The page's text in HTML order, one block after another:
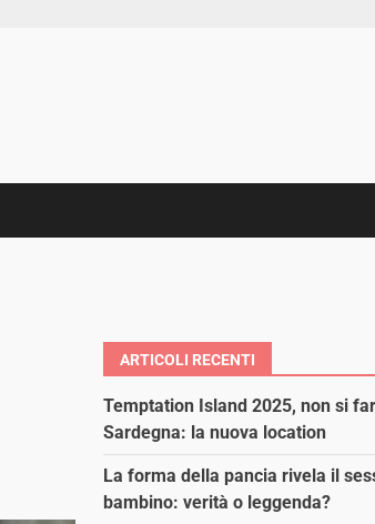
ARTICOLI RECENTI
Temptation Island 2025, non si
Sardegna: la nuova location
La forma della pancia rivela il
bambino: verità o leggenda?